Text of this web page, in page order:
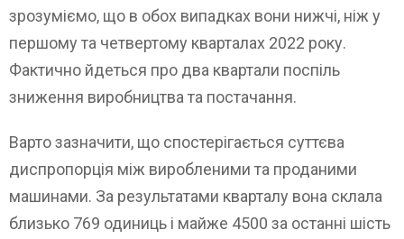
зрозуміємо, що в обох випадках вони нижчі, ніж у
першому та четвертому кварталах 2022 року.
Фактично йдеться про два квартали поспіль
зниження виробництва та постачання.
Варто зазначити, що спостерігається суттєва
диспропорція між виробленими та проданими
машинами. За результатами кварталу вона склала
близько 769 одиниць і майже 4500 за останні шість